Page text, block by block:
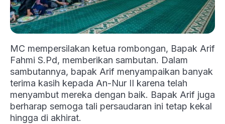
MC mempersilakan ketua rombongan, Bapak Arif
Fahmi S.Pd, memberikan sambutan. Dalam
sambutannya, bapak Arif menyampaikan banyak
terima kasih kepada An-Nur II karena telah
menyambut mereka dengan baik. Bapak Arif juga
berharap semoga tali persaudaran ini tetap kekal
hingga di akhirat.